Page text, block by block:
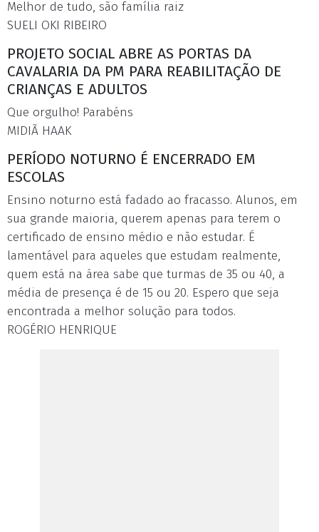
Melhor de tudo, são família raiz
SUELI OKI RIBEIRO
PROJETO SOCIAL ABRE AS PORTAS DA
CAVALARIA DA PM PARA REABILITAÇÃO DE
CRIANÇAS E ADULTOS
Que orgulho! Parabéns
MIDIÃ HAAK
PERÍODO NOTURNO É ENCERRADO EM
ESCOLAS
Ensino noturno está fadado ao fracasso. Alunos, em
sua grande maioria, querem apenas para terem o
certificado de ensino médio e não estudar. É
lamentável para aqueles que estudam realmente,
quem está na área sabe que turmas de 35 ou 40, a
média de presença é de 15 ou 20. Espero que seja
encontrada a melhor solução para todos.
ROGÉRIO HENRIQUE